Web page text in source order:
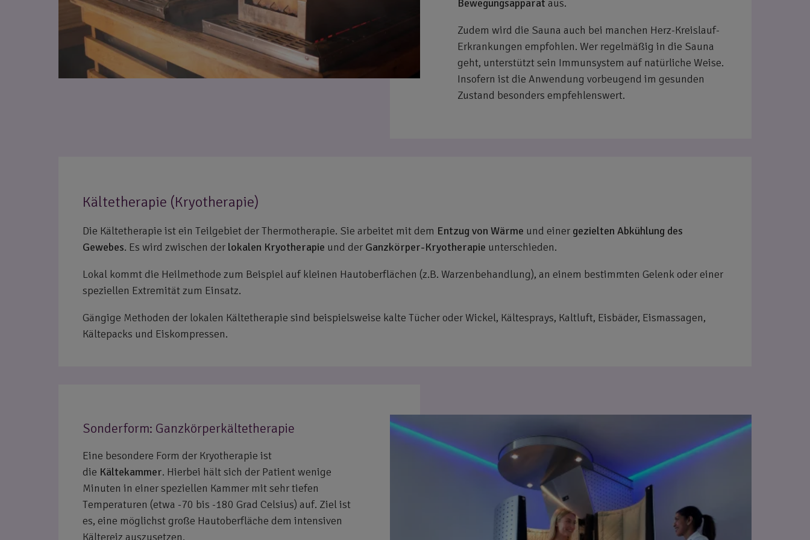
Bewegungsapparat aus.
Zudem wird die Sauna auch bei manchen Herz-Kreislauf-
Erkrankungen empfohlen. Wer regelmäßig in die Sauna
geht, unterstützt sein Immunsystem auf natürliche Weise.
Insofern ist die Anwendung vorbeugend im gesunden
Zustand besonders empfehlenswert.
Kältetherapie (Kryotherapie)
Die Kältetherapie ist ein Teilgebiet der Thermotherapie. Sie arbeitet mit dem Entzug von Wärme und einer gezielten Abkühlung des
Gewebes. Es wird zwischen der lokalen Kryotherapie und der Ganzkörper-Kryotherapie unterschieden.
Lokal kommt die Heilmethode zum Beispiel auf kleinen Hautoberflächen (z.B. Warzenbehandlung), an einem bestimmten Gelenk oder einer
speziellen Extremität zum Einsatz.
Gängige Methoden der lokalen Kältetherapie sind beispielsweise kalte Tücher oder Wickel, Kältesprays, Kaltluft, Eisbäder, Eismassagen,
Kältepacks und Eiskompressen.
Sonderform: Ganzkörperkältetherapie
Eine besondere Form der Kryotherapie ist
die Kältekammer. Hierbei hält sich der Patient wenige
Minuten in einer speziellen Kammer mit sehr tiefen
Temperaturen (etwa -70 bis -180 Grad Celsius) auf. Ziel ist
es, eine möglichst große Hautoberfläche dem intensiven
Kältereiz auszusetzen.